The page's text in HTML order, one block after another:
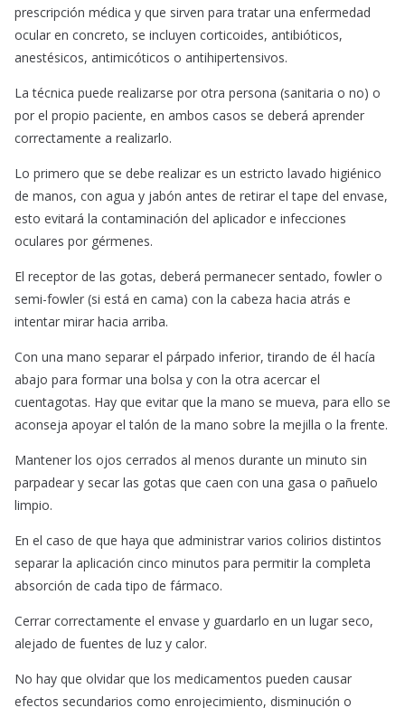
prescripción médica y que sirven para tratar una enfermedad
ocular en concreto, se incluyen corticoides, antibióticos,
anestésicos, antimicóticos o antihipertensivos.
La técnica puede realizarse por otra persona (sanitaria o no) o
por el propio paciente, en ambos casos se deberá aprender
correctamente a realizarlo.
Lo primero que se debe realizar es un estricto lavado higiénico
de manos, con agua y jabón antes de retirar el tape del envase,
esto evitará la contaminación del aplicador e infecciones
oculares por gérmenes.
El receptor de las gotas, deberá permanecer sentado, fowler o
semi-fowler (si está en cama) con la cabeza hacia atrás e
intentar mirar hacia arriba.
Con una mano separar el párpado inferior, tirando de él hacía
abajo para formar una bolsa y con la otra acercar el
cuentagotas. Hay que evitar que la mano se mueva, para ello se
aconseja apoyar el talón de la mano sobre la mejilla o la frente.
Mantener los ojos cerrados al menos durante un minuto sin
parpadear y secar las gotas que caen con una gasa o pañuelo
limpio.
En el caso de que haya que administrar varios colirios distintos
separar la aplicación cinco minutos para permitir la completa
absorción de cada tipo de fármaco.
Cerrar correctamente el envase y guardarlo en un lugar seco,
alejado de fuentes de luz y calor.
No hay que olvidar que los medicamentos pueden causar
efectos secundarios como enrojecimiento, disminución o